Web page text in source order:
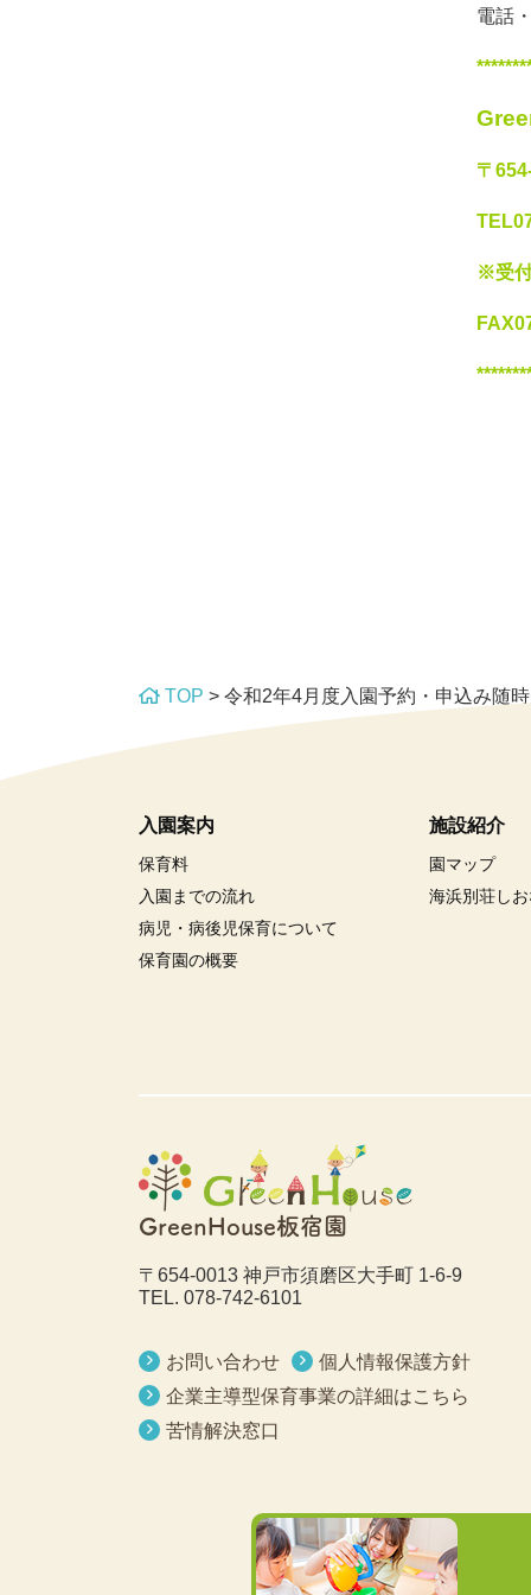
電話
〒
※受
TOP > 令和2年4月度入園予約・申込み随
入園案内
保育料
入園までの流れ
病児・病後児保育について
保育園の概要
施設紹介
園マップ
海浜別荘し
GreenHouse板宿園
〒654-0013 神戸市須磨区大手町 1-6-9
TEL. 078-742-6101
お問い合わせ
個人情報保護方針
企業主導型保育事業の詳細はこちら
苦情解決窓口